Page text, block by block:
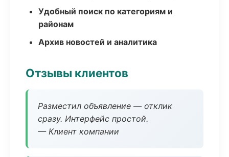
Удобный поиск по категориям и
районам
Архив новостей и аналитика
Отзывы клиентов
Разместил объявление — отклик
сразу. Интерфейс простой.
— Клиент компании